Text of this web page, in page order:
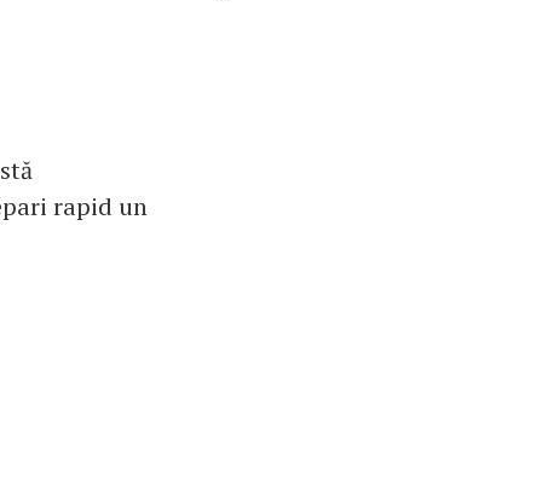
rapid un